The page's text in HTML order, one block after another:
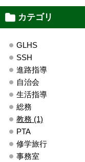
カテゴリ
GLHS
SSH
進路指導
自治会
生活指導
総務
教務 (1)
PTA
修学旅行
事務室